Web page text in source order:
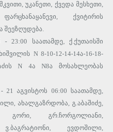
უკანეთი, ქვედა მესხეთი,
ქვიტირის
შეეზღუდება.
23:00 საათამდე, ქ.ქუთაისში
N 8-10-12-14-14ა-16-18-
N 4ა N8ა მოსახლეობას
21 აგვისტოს 06:00 საათამდე,
ახალგაზრდობა, გ.აბაშიძე,
გორი, გრ.ჩორგოლიანი,
ევდოშილი,